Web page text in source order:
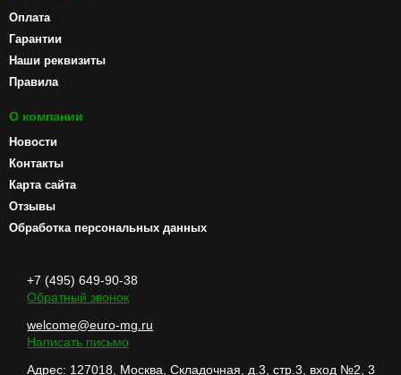
Оплата
Гарантии
Наши реквизиты
Правила
О компании
Новости
Контакты
Карта сайта
Отзывы
Обработка персональных данных
+7 (495) 649-90-38
Обратный звонок
welcome@euro-mg.ru
Написать письмо
Адрес: 127018, Москва, Складочная, д.3, стр.3, вход №2, 3